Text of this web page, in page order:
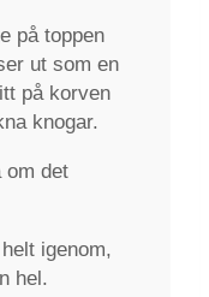
på toppen
ut som en
på korven
knogar.
om det
igenom,
hel.